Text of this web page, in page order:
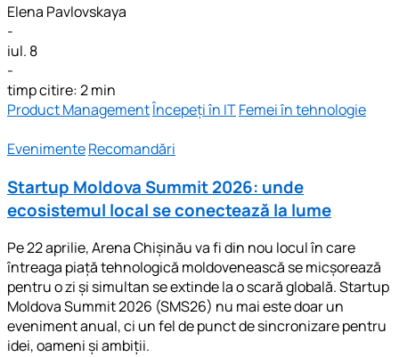
Elena Pavlovskaya
-
iul. 8
-
timp citire: 2 min
Product ManagementÎncepeți în ITFemei în tehnologie
EvenimenteRecomandări
Startup Moldova Summit 2026: unde
ecosistemul local se conectează la lume
Pe 22 aprilie, Arena Chișinău va fi din nou locul în care
întreaga piață tehnologică moldovenească se micșorează
pentru o zi și simultan se extinde la o scară globală. Startup
Moldova Summit 2026 (SMS26) nu mai este doar un
eveniment anual, ci un fel de punct de sincronizare pentru
idei, oameni și ambiții.